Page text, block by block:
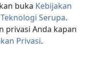
buka Kebijakan
Serupa.
privasi Anda kapan
Privasi.
Society of Pennsylvania.
| PENGATURAN PRIVASI